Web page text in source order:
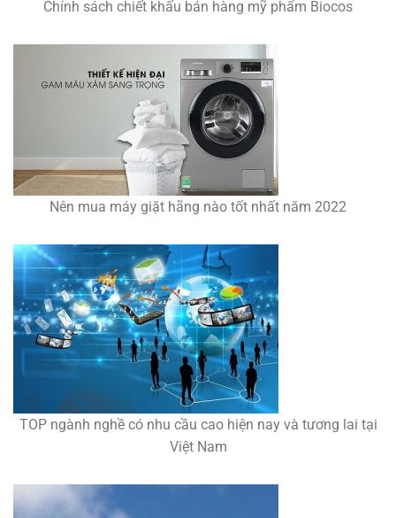
Chính sách chiết khấu bán hàng mỹ phẩm Biocos
Nên mua máy giặt hãng nào tốt nhất năm 2022
TOP ngành nghề có nhu cầu cao hiện nay và tương lai tại
Việt Nam